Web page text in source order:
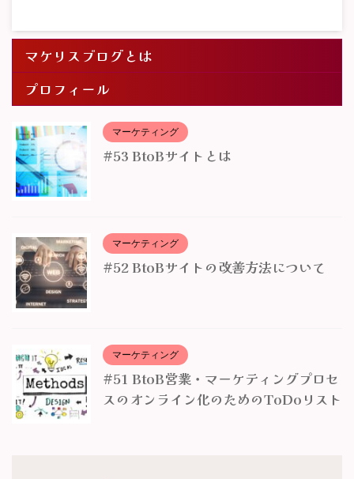
マケリスブログとは
プロフィール
マーケティング
#53 BtoBサイトとは
マーケティング
#52 BtoBサイトの改善方法について
マーケティング
#51 BtoB営業・マーケティングプロセ
スのオンライン化のためのToDoリスト